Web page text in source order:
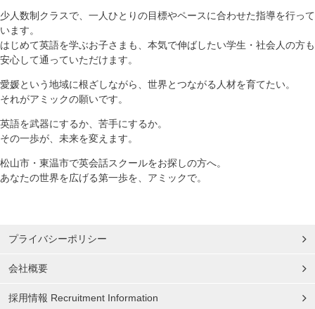
少人数制クラスで、一人ひとりの目標やペースに合わせた指導を行って
います。
はじめて英語を学ぶお子さまも、本気で伸ばしたい学生・社会人の方も
安心して通っていただけます。
愛媛という地域に根ざしながら、世界とつながる人材を育てたい。
それがアミックの願いです。
英語を武器にするか、苦手にするか。
その一歩が、未来を変えます。
松山市・東温市で英会話スクールをお探しの方へ。
あなたの世界を広げる第一歩を、アミックで。
プライバシーポリシー
会社概要
採用情報 Recruitment Information